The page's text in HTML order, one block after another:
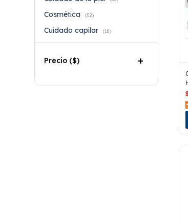
Cosmética (52)
Cuidado capilar (18)
Precio ($)